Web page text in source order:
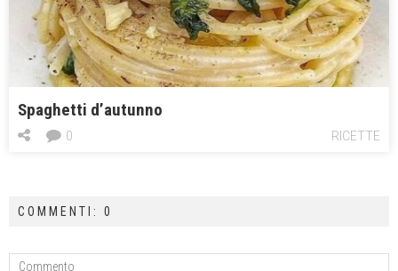
Spaghetti d’autunno
RICETTE
0
COMMENTI: 0